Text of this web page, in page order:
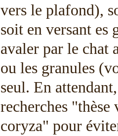
vers le plafond),
soit en versant es
avaler par le chat
ou les granules
seul. En
recherches
coryza" pour